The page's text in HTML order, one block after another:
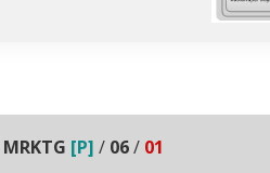
MRKTG [P] / 06/ 01